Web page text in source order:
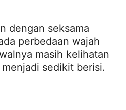
dengan seksama
perbedaan wajah
masih kelihatan
sedikit berisi.